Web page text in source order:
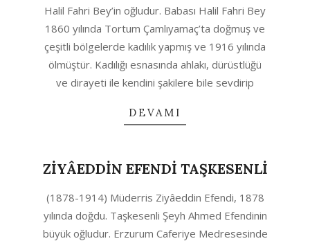
Halil Fahri Bey’in oğludur. Babası Halil Fahri Bey
1860 yılında Tortum Çamlıyamaç’ta doğmuş ve
çeşitli bölgelerde kadılık yapmış ve 1916 yılında
ölmüştür. Kadılığı esnasında ahlakı, dürüstlüğü
ve dirayeti ile kendini şakilere bile sevdirip
DEVAMI
ZİYÂEDDİN EFENDİ TAŞKESENLİ
04-
11
(1878-1914) Müderris Ziyâeddin Efendi, 1878
yılında doğdu. Taşkesenli Şeyh Ahmed Efendinin
büyük oğludur. Erzurum Caferiye Medresesinde